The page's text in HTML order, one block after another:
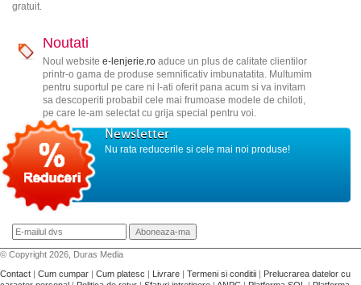
gratuit.
Noutati
Noul website e-lenjerie.roaduce un plus de calitate clientilor
printr-o gama de produse semnificativ imbunatatita. Multumim
pentru suportul pe care ni l-ati oferit pana acum si va invitam
sa descoperiti probabil cele mai frumoase modele de chiloti,
pe care le-am selectat cu grija special pentru voi.
Newsletter
Nu rata reducerile si cele mai noi produse!
© Copyright 2026, Duras Media
Contact | Cum cumpar | Cum platesc | Livrare | Termeni si conditii | Prelucrarea datelor cu